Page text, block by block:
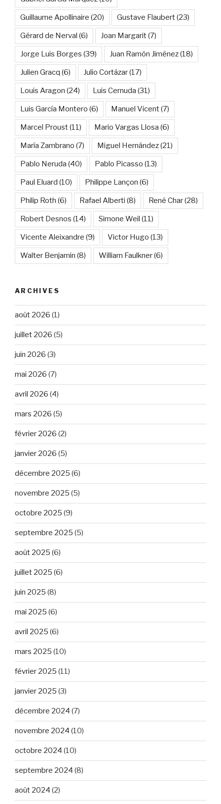
Guillaume Apollinaire (20) Gustave Flaubert(23)
Gérard de Nerval (6) Joan Margarit(7)
Jorge Luis Borges (39) Juan Ramón Jiménez(18)
Julien Gracq (6) Julio Cortázar(17)
Louis Aragon (24) Luis Cernuda (31)
Luis García Montero (6) Manuel Vicent(7)
Marcel Proust(11) Mario Vargas Llosa (6)
María Zambrano (7) Miguel Hernández(21)
Pablo Neruda (40) Pablo Picasso (13)
Paul Eluard (10) Philippe Lançon (6)
Philip Roth (6) Rafael Alberti (8) René Char(28)
Robert Desnos (14) Simone Weil (11)
Vicente Aleixandre (9) Victor Hugo (13)
Walter Benjamin (8) William Faulkner(6)
ARCHIVES
août 2026 (1)
juillet 2026 (5)
juin 2026 (3)
mai 2026 (7)
avril 2026 (4)
mars 2026 (5)
février 2026 (2)
janvier 2026 (5)
décembre 2025 (6)
novembre 2025 (5)
octobre 2025 (9)
septembre 2025 (5)
août 2025 (6)
juillet 2025 (6)
juin 2025 (8)
mai 2025 (6)
avril 2025 (6)
mars 2025 (10)
février 2025 (11)
janvier 2025 (3)
décembre 2024 (7)
novembre 2024 (10)
octobre 2024 (10)
septembre 2024 (8)
août 2024 (2)